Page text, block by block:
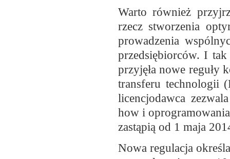
Warto również
rzecz stworzenia
prowadzenia
przedsiębiorców. I
przyjęła nowe reguły
transferu technologii
licencjodawca
how i
zastąpią od 1 maja
Nowa regulacja